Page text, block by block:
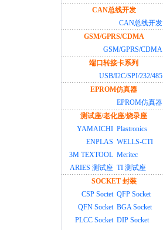
CAN总线开发
CAN总线开发
GSM/GPRS/CDMA
GSM/GPRS/CDMA
端口转接卡系列
USB/I2C/SPI/232/485
EPROM仿真器
EPROM仿真器
测试座/老化座/烧录座
YAMAICHI Plastronics
ENPLAS WELLS-CTI
3M TEXTOOL Meritec
ARIES 测试座 TI 测试座
SOCKET 封装
CSP Soctet QFP Socket
QFN Socket BGA Socket
PLCC Socket DIP Socket